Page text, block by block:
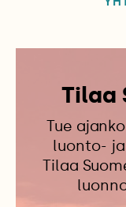
Tilaa
Tue
luonto-
Tilaa